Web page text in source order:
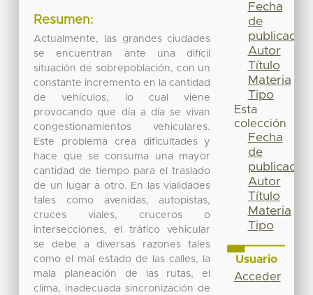
Resumen:
Actualmente, las grandes ciudades
se encuentran ante una difícil
situación de sobrepoblación, con un
constante incremento en la cantidad
de vehículos, lo cual viene
provocando que día a día se vivan
congestionamientos vehiculares.
Este problema crea dificultades y
hace que se consuma una mayor
cantidad de tiempo para el traslado
de un lugar a otro. En las vialidades
tales como avenidas, autopistas,
cruces viales, cruceros o
intersecciones, el tráfico vehicular
se debe a diversas razones tales
como el mal estado de las calles, la
mala planeación de las rutas, el
clima, inadecuada sincronización de
Fecha
de
publicación
Autor
Título
Materia
Tipo
Esta
colección
Fecha
de
publicación
Autor
Título
Materia
Tipo
Usuario
Acceder